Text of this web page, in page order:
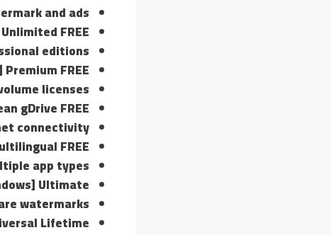
and ads
FREE
editions
FREE
licenses
gDrive FREE
connectivity
FREE
app types
Ultimate
watermarks
Lifetime